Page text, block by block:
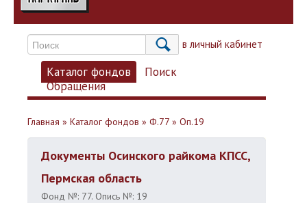
Вход в личный кабинет
Каталог фондов
Поиск
Обращения
Главная » Каталог фондов » Ф.77 » Оп.19
Документы Осинского райкома КПСС,
Пермская область
Фонд №: 77. Опись №: 19